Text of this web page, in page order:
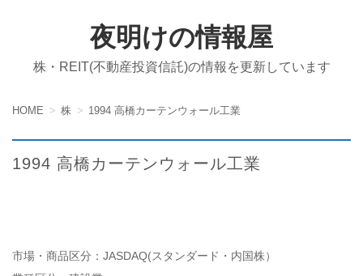
夜明けの情報屋
株・REIT(不動産投資信託)の情報を更新しています
HOME 株 1994 高橋カーテンウォール工業
1994 高橋カーテンウォール工業
市場・商品区分：JASDAQ(スタンダード・内国株）